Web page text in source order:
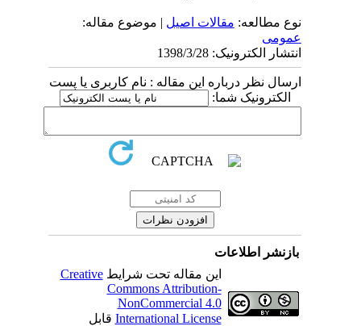
نوع مطالعه:مقالات اصيل| موضوع مقاله:
عمومى
انتشار الکترونیک: 1398/3/28
ارسال نظر درباره این مقاله : نام کاربری یا پست
الکترونیک شما:
بازنشر اطلاعات
این مقاله تحت شرایطCreative
Commons Attribution-
NonCommercial 4.0
International Licenseقابل